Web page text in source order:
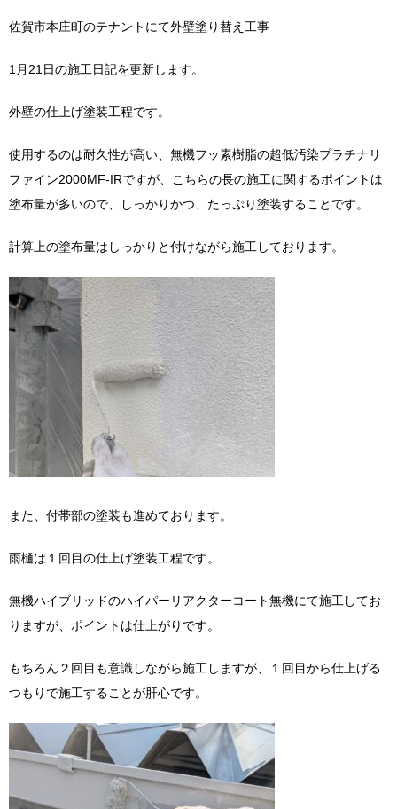
佐賀市本庄町のテナントにて外壁塗り替え工事
1月21日の施工日記を更新します。
外壁の仕上げ塗装工程です。
使用するのは耐久性が高い、無機フッ素樹脂の超低汚染プラチナリ
ファイン2000MF-IRですが、こちらの長の施工に関するポイントは
塗布量が多いので、しっかりかつ、たっぷり塗装することです。
計算上の塗布量はしっかりと付けながら施工しております。
また、付帯部の塗装も進めております。
雨樋は１回目の仕上げ塗装工程です。
無機ハイブリッドのハイパーリアクターコート無機にて施工してお
りますが、ポイントは仕上がりです。
もちろん２回目も意識しながら施工しますが、１回目から仕上げる
つもりで施工することが肝心です。